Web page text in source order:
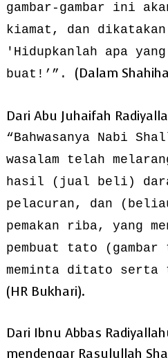
gambar-gambar ini
kiamat, dan dikatakan
'Hidupkanlah apa
buat!’”. (Dalam
Dari Abu Juhaifah
“Bahwasanya Nabi
wasalam telah
hasil (jual beli)
pelacuran, dan
pemakan riba, yang
pembuat tato
meminta ditato serta
(HR Bukhari).
Dari Ibnu Abbas
mendengar Rasulullah